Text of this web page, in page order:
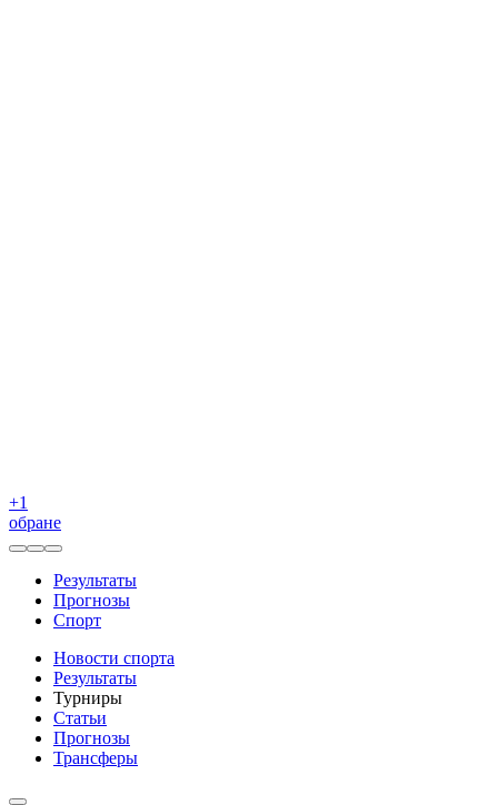
+1
обране
Результаты
Прогнозы
Спорт
Новости спорта
Результаты
Турниры
Статьи
Прогнозы
Трансферы